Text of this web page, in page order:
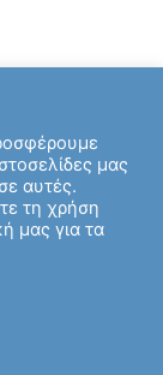
μας
αυτές.
τη χρήση
μας για τα